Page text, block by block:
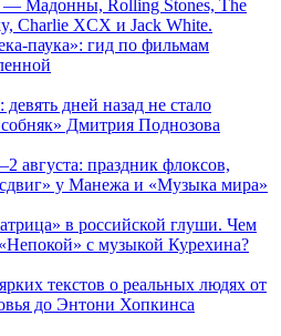
— Мадонны, Rolling Stones, The
Charlie XCX и Jack White.
паука»: гид по фильмам
дней назад не стало
Дмитрия Поднозова
августа: праздник флоксов,
у Манежа и «Музыка мира»
в российской глуши. Чем
с музыкой Курехина?
текстов о реальных людях от
до Энтони Хопкинса